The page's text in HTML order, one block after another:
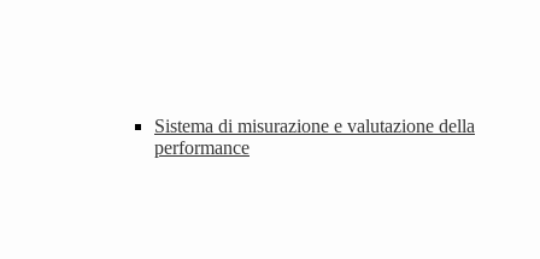
Sistema di misurazione e valutazione della
performance